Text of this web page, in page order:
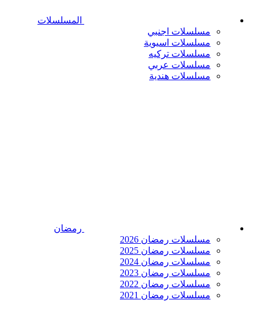
المسلسلات
مسلسلات اجنبي
مسلسلات اسيوية
مسلسلات تركيه
مسلسلات عربي
مسلسلات هندية
رمضان
مسلسلات رمضان 2026
مسلسلات رمضان 2025
مسلسلات رمضان 2024
مسلسلات رمضان 2023
مسلسلات رمضان 2022
مسلسلات رمضان 2021